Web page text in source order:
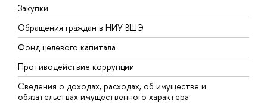
Закупки
Обращения граждан в НИУ ВШЭ
Фонд целевого капитала
Противодействие коррупции
Сведения о доходах, расходах, об имуществе и
обязательствах имущественного характера